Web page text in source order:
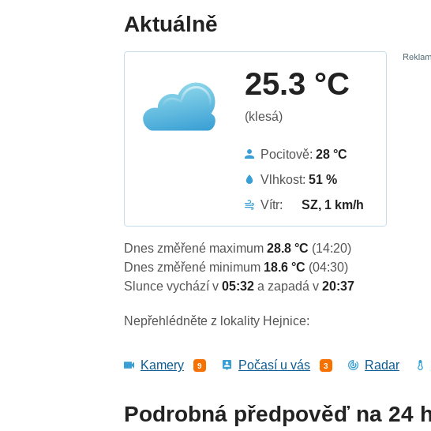
Aktuálně
25.3 °C
(klesá)
Pocitově:28 °C
Vlhkost:51 %
Vítr:
SZ, 1 km/h
Dnes změřené maximum28.8 °C (14:20)
Dnes změřené minimum 18.6 °C (04:30)
Slunce vychází v05:32a zapadá v20:37
Nepřehlédněte z lokality Hejnice:
Kamery 9 Počasí u vás 3 Radar
Podrobná předpověď na 24